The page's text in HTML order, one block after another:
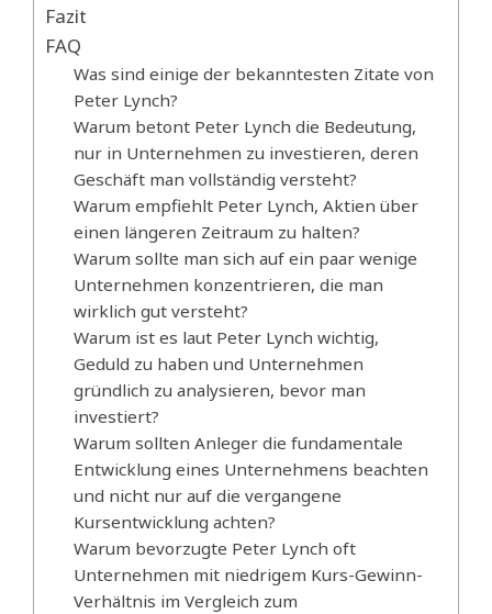
Fazit
FAQ
Was sind einige der bekanntesten Zitate von
Peter Lynch?
Warum betont Peter Lynch die Bedeutung,
nur in Unternehmen zu investieren, deren
Geschäft man vollständig versteht?
Warum empfiehlt Peter Lynch, Aktien über
einen längeren Zeitraum zu halten?
Warum sollte man sich auf ein paar wenige
Unternehmen konzentrieren, die man
wirklich gut versteht?
Warum ist es laut Peter Lynch wichtig,
Geduld zu haben und Unternehmen
gründlich zu analysieren, bevor man
investiert?
Warum sollten Anleger die fundamentale
Entwicklung eines Unternehmens beachten
und nicht nur auf die vergangene
Kursentwicklung achten?
Warum bevorzugte Peter Lynch oft
Unternehmen mit niedrigem Kurs-Gewinn-
Verhältnis im Vergleich zum